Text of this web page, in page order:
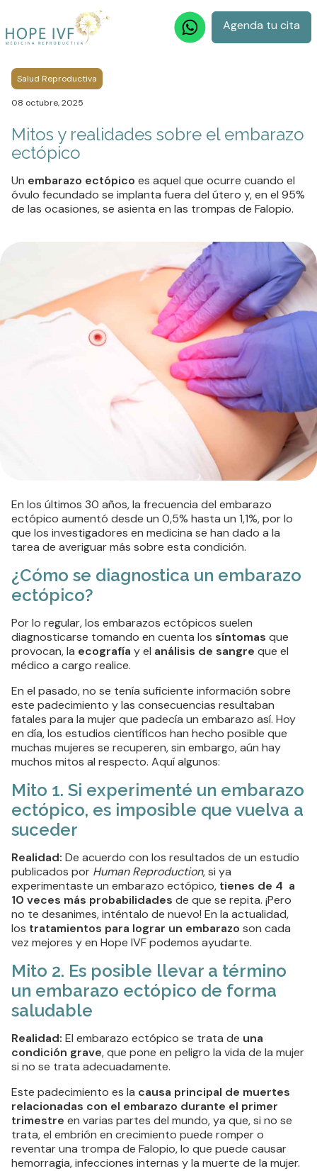
Agenda tu cita
Salud Reproductiva
08 octubre, 2025
Mitos y realidades sobre el embarazo
ectópico
Un embarazo ectópico es aquel que ocurre cuando el
óvulo fecundado se implanta fuera del útero y, en el 95%
de las ocasiones, se asienta en las trompas de Falopio.
En los últimos 30 años, la frecuencia del embarazo
ectópico aumentó desde un 0,5% hasta un 1,1%, por lo
que los investigadores en medicina se han dado a la
tarea de averiguar más sobre esta condición.
¿Cómo se diagnostica un embarazo
ectópico?
Por lo regular, los embarazos ectópicos suelen
diagnosticarse tomando en cuenta los síntomas que
provocan, la ecografía y el análisis de sangre que el
médico a cargo realice.
En el pasado, no se tenía suficiente información sobre
este padecimiento y las consecuencias resultaban
fatales para la mujer que padecía un embarazo así. Hoy
en día, los estudios científicos han hecho posible que
muchas mujeres se recuperen, sin embargo, aún hay
muchos mitos al respecto. Aquí algunos:
Mito 1. Si experimenté un embarazo
ectópico, es imposible que vuelva a
suceder
Realidad: De acuerdo con los resultados de un estudio
publicados por Human Reproduction, si ya
experimentaste un embarazo ectópico, tienes de 4 a
10 veces más probabilidades de que se repita. ¡Pero
no te desanimes, inténtalo de nuevo! En la actualidad,
los tratamientos para lograr un embarazo son cada
vez mejores y en Hope IVF podemos ayudarte.
Mito 2. Es posible llevar a término
un embarazo ectópico de forma
saludable
Realidad: El embarazo ectópico se trata de una
condición grave, que pone en peligro la vida de la mujer
si no se trata adecuadamente.
Este padecimiento es la causa principal de muertes
relacionadas con el embarazo durante el primer
trimestre en varias partes del mundo, ya que, si no se
trata, el embrión en crecimiento puede romper o
reventar una trompa de Falopio, lo que puede causar
hemorragia, infecciones internas y la muerte de la mujer.